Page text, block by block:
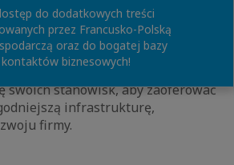
wzrostem ruchu podróżnych,
się i przechodziło kolejne
Air France kilkukrotnie
swoich stanowisk, aby zaoferować
infrastrukturę,
firmy.
do dodatkowych treści
przez Francusko-Polską
oraz do bogatej bazy
biznesowych!